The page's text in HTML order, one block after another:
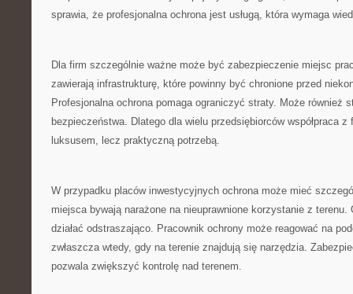
sprawia, że profesjonalna ochrona jest usługą, która wymaga
Dla firm szczególnie ważne może być zabezpieczenie miejsc
zawierają infrastrukturę, które powinny być chronione przed
Profesjonalna ochrona pomaga ograniczyć straty. Może również
bezpieczeństwa. Dlatego dla wielu przedsiębiorców współpraca
luksusem, lecz praktyczną potrzebą.
W przypadku placów inwestycyjnych ochrona może mieć
miejsca bywają narażone na nieuprawnione korzystanie z
działać odstraszająco. Pracownik ochrony może reagować na
zwłaszcza wtedy, gdy na terenie znajdują się narzędzia.
pozwala zwiększyć kontrolę nad terenem.